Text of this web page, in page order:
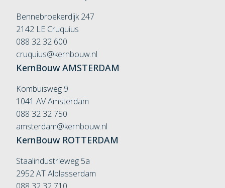
Bennebroekerdijk 247
2142 LE Cruquius
088 32 32 600
cruquius@kernbouw.nl
KernBouw AMSTERDAM
Kombuisweg 9
1041 AV Amsterdam
088 32 32 750
amsterdam@kernbouw.nl
KernBouw ROTTERDAM
Staalindustrieweg 5a
2952 AT Alblasserdam